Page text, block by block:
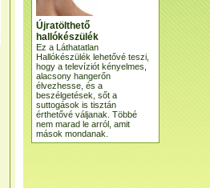
Újratölthető
hallókészülék
Ez a Láthatatlan
Hallókészülék lehetővé teszi,
hogy a televíziót kényelmes,
alacsony hangerőn
élvezhesse, és a
beszélgetések, sőt a
suttogások is tisztán
érthetővé váljanak. Többé
nem marad le arról, amit
mások mondanak.